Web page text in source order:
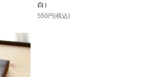
白）
550円(税込)